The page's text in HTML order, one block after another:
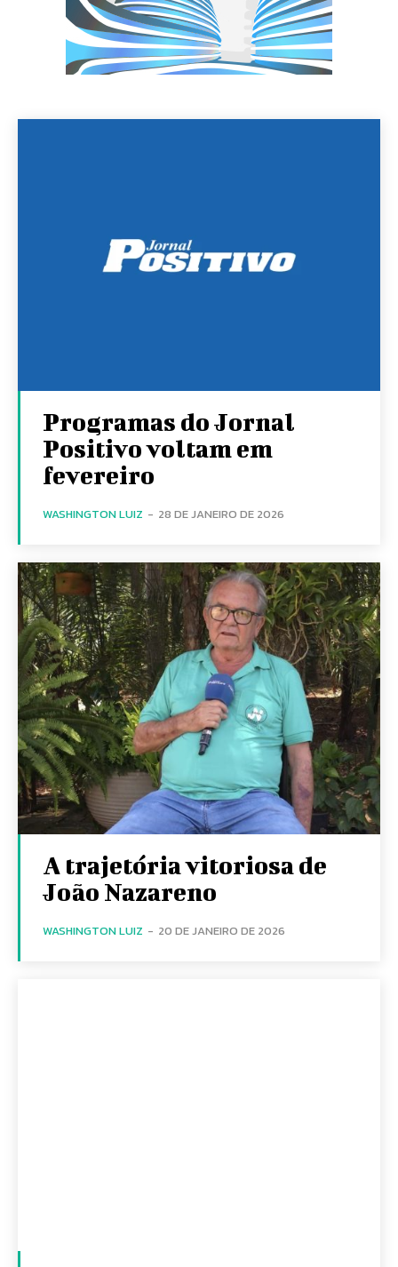
Programas do Jornal
Positivo voltam em
fevereiro
WASHINGTON LUIZ - 28 DE JANEIRO DE 2026
A trajetória vitoriosa de
João Nazareno
WASHINGTON LUIZ - 20 DE JANEIRO DE 2026